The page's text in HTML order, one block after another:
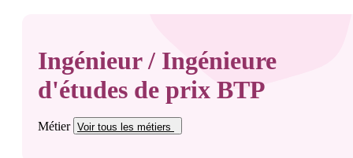
Ingénieur / Ingénieure
d'études de prix BTP
Métier Voir tous les métiers